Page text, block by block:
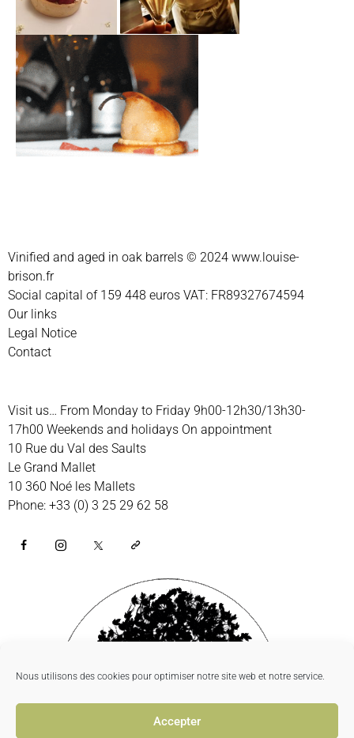
Nous utilisons des cookies pour optimiser notre site web et notre service.
Accepter
Vinified and aged in oak barrels © 2024 www.louise-
brison.fr
Social capital of 159 448 euros VAT: FR89327674594
Our links
Legal Notice
Contact
Visit us… From Monday to Friday 9h00-12h30/13h30-
17h00 Weekends and holidays On appointment
10 Rue du Val des Saults
Le Grand Mallet
10 360 Noé les Mallets
Phone: +33 (0) 3 25 29 62 58